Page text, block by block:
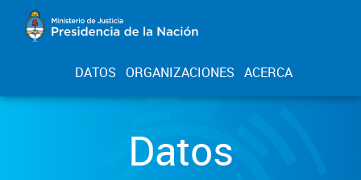
DATOS ORGANIZACIONES ACERCA
Datos